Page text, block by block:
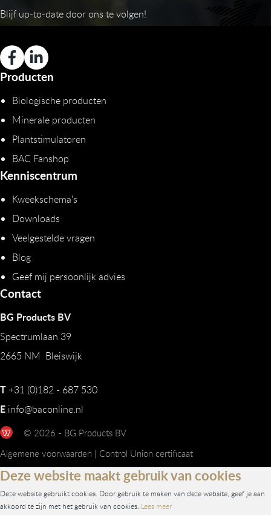
Blijf up-to-date door ons te volgen!
Producten
Biologische producten
Minerale producten
Plantstimulatoren
BAC Fanshop
Kenniscentrum
Kweekschema's
Downloads
Veelgestelde vragen
Blog
Geef mij persoonlijk advies
Contact
BG Products BV
Spectrumlaan 39
2665 NM Bleiswijk
T+31 (0)182 - 687 530
E info@baconline.nl
© 2026 - BG Products BV
Algemene voorwaarden | Control Union certificaat
Deze website maakt gebruik van cookies
Deze website gebruikt cookies. Door gebruik te maken van deze website, geef je aan
akkoord te zijn met het gebruik van cookies. Lees meer